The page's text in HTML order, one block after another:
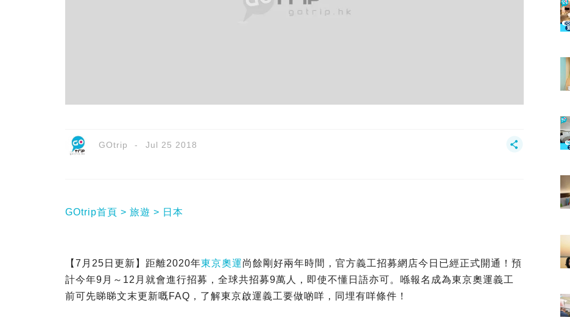
GOtrip Jul 25 2018
GOtrip首頁 旅遊 日本
【7月25日更新】距離2020年東京奧運尚餘剛好兩年時間，官方義工招募網店今日已經正式開通！預
計今年9月～12月就會進行招募，全球共招募9萬人，即使不懂日語亦可。喺報名成為東京奧運義工
前可先睇睇文末更新嘅FAQ，了解東京啟運義工要做啲咩，同埋有咩條件！